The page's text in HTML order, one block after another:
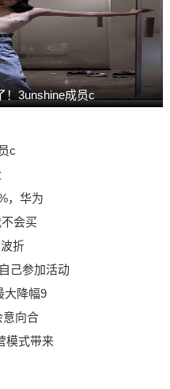
！3unshine成员c
c
，华为
会买
折
己参加活动
大降幅9
意向合
模式带来